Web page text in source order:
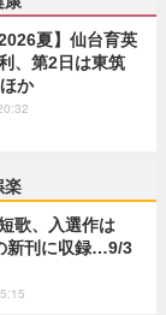
夏】仙台育英
、第2日は東筑
か
楽
歌、入選作は
新刊に収録…9/3